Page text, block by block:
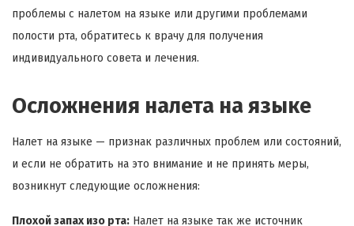
проблемы с налетом на языке или другими проблемами
полости рта, обратитесь к врачу для получения
индивидуального совета и лечения.
Осложнения налета на языке
Налет на языке — признак различных проблем или состояний,
и если не обратить на это внимание и не принять меры,
возникнут следующие осложнения:
Плохой запах изо рта: Налет на языке так же источник